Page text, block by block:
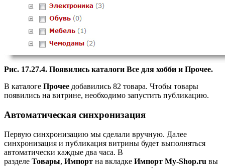
Рис. 17.27.4. Появились каталоги Все для хобби и Прочее.
В каталоге Прочее добавились 82 товара. Чтобы товары
появились на витрине, необходимо запустить публикацию.
Автоматическая синхронизация
Первую синхронизацию мы сделали вручную. Далее
синхронизация и публикация витрины будет выполняться
автоматически каждые два часа. В
разделе Товары, Импорт на вкладке Импорт My-Shop.ru вы